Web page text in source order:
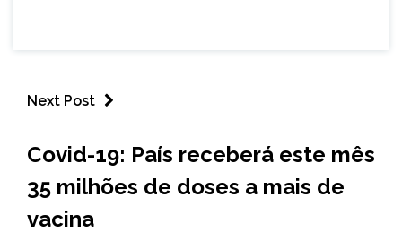
Next Post
NOTÍCIAS
Covid-19: País receberá este mês
35 milhões de doses a mais de
vacina